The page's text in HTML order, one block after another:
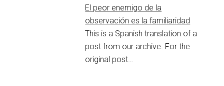
El peor enemigo de la
observación es la familiaridad
This is a Spanish translation of a
post from our archive. For the
original post…